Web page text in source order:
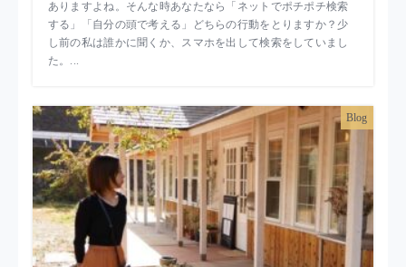
ありますよね。そんな時あなたなら「ネットでポチポチ検索
する」「自分の頭で考える」どちらの行動をとりますか？少
し前の私は誰かに聞くか、スマホを出して検索をしていまし
た。...
Blog